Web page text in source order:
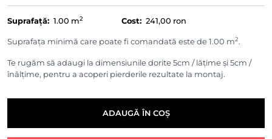
Suprafață: 1.00 m2 Cost: 241,00 ron
Suprafața minimă care poate fi comandată este de 1.00 m2.
Te rugăm să adaugi la dimensiunile dorite 5cm / lățime și 5cm /
înălțime, pentru a acoperi pierderile rezultate la montaj.
ADAUGĂ ÎN COȘ